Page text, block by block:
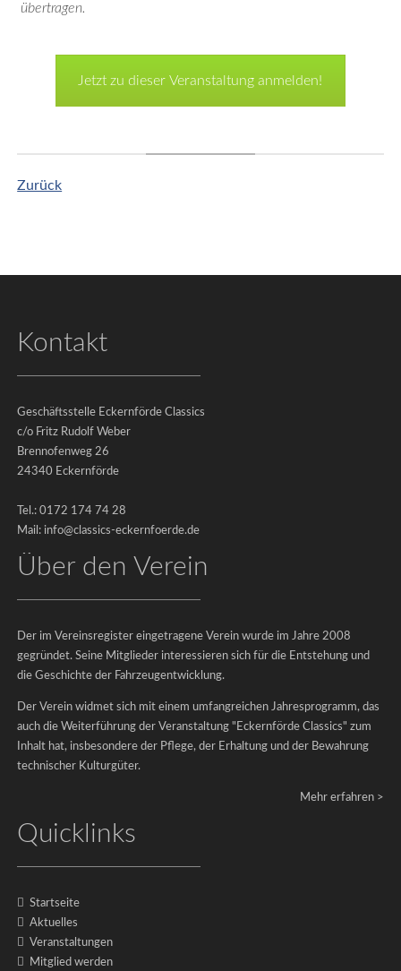
Archiv
Raritäten
Impressum
|
©
2026
-
Eckernförde
Classics
Der
Verein
Der
Vorstand
Mitgliedschaft
Förderer
übertragen.
Zurück
Kontakt
Geschäftsstelle Eckernförde Classics
c/o Fritz Rudolf Weber
Brennofenweg 26
24340 Eckernförde
Tel.: 0172 174 74 28
Mail: info@classics-eckernfoerde.de
Über den Verein
Der im Vereinsregister eingetragene Verein wurde im Jahre 2008
gegründet. Seine Mitglieder interessieren sich für die Entstehung und
die Geschichte der Fahrzeugentwicklung.
Der Verein widmet sich mit einem umfangreichen Jahresprogramm, das
auch die Weiterführung der Veranstaltung "Eckernförde Classics" zum
Inhalt hat, insbesondere der Pflege, der Erhaltung und der Bewahrung
technischer Kulturgüter.
Mehr erfahren >
Quicklinks
Startseite
Aktuelles
Veranstaltungen
Mitglied werden